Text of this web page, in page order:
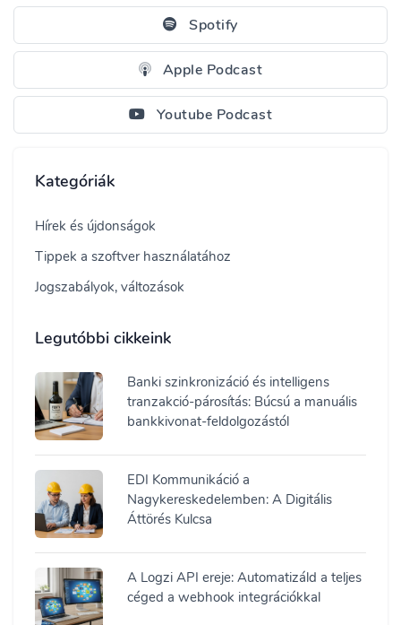
Spotify
Apple Podcast
Youtube Podcast
Kategóriák
Hírek és újdonságok
Tippek a szoftver használatához
Jogszabályok, változások
Legutóbbi cikkeink
Banki szinkronizáció és intelligens
tranzakció-párosítás: Búcsú a manuális
bankkivonat-feldolgozástól
EDI Kommunikáció a
Nagykereskedelemben: A Digitális
Áttörés Kulcsa
A Logzi API ereje: Automatizáld a teljes
céged a webhook integrációkkal